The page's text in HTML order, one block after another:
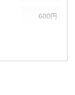
600円